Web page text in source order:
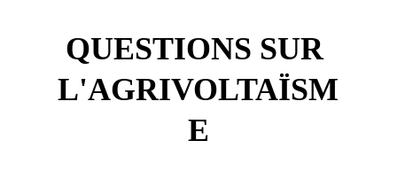
QUESTIONS SUR
L'AGRIVOLTAÏSM
E